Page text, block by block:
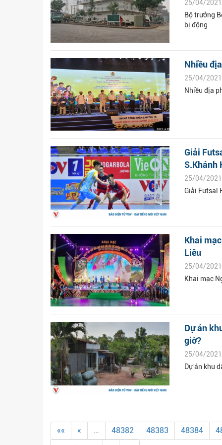
25/04/
Bộ trưởng
bị động
Nhiều
25/04/
Nhiều địa
Giải
S.Khánh
25/04/
Giải Futsal
Khai
Liêu
25/04/
Khai mạc
Dự án
giờ?
25/04/
Dự án khu
«« « … 48382 48383 48384